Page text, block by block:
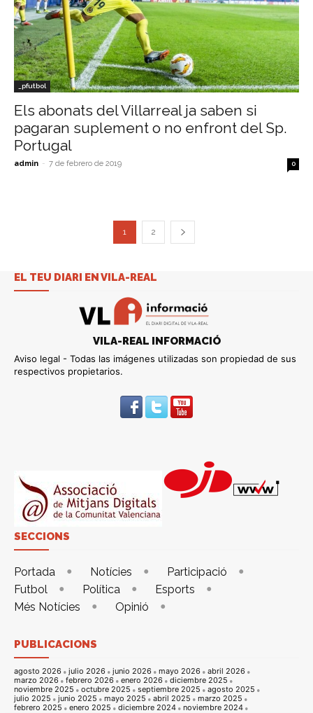
_pfutbol
Els abonats del Villarreal ja saben si
pagaran suplement o no enfront del Sp.
Portugal
admin - 7 de febrero de 2019 0
1 2
EL TEU DIARI EN VILA-REAL
VILA-REAL INFORMACIÓ
Aviso legal - Todas las imágenes utilizadas son propiedad de sus
respectivos propietarios.
SECCIONS
Portada Notícies
Participació
Futbol
Política
Esports
Més Notícies
Opinió
PUBLICACIONS
agosto 2026 julio 2026 junio 2026 mayo 2026
abril 2026
marzo 2026
febrero 2026 enero 2026
diciembre 2025
noviembre 2025
octubre 2025 septiembre 2025
agosto 2025
julio 2025
junio 2025 mayo 2025 abril 2025
marzo 2025
febrero 2025
enero 2025 diciembre 2024
noviembre 2024